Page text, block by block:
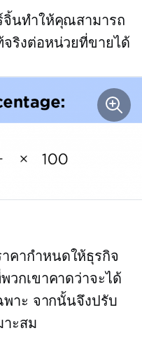
จิ้นทำให้คุณสามารถ
จริงต่อหน่วยที่ขายได้
คากำหนดให้ธุรกิจ
วกเขาคาดว่าจะได้
าะ จากนั้นจึงปรับ
าะสม